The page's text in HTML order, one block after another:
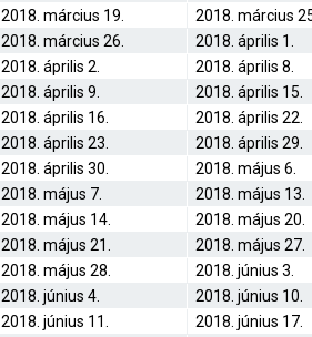
2018. március 19.
2018. március
2018. március 26.
2018. április 1.
2018. április 2.
2018. április 8.
2018. április 9.
2018. április 15.
2018. április 16.
2018. április 22.
2018. április 23.
2018. április 29.
2018. április 30.
2018. május 6.
2018. május 7.
2018. május 13.
2018. május 14.
2018. május 20.
2018. május 21.
2018. május 27.
2018. május 28.
2018. június 3.
2018. június 4.
2018. június 10.
2018. június 11.
2018. június 17.